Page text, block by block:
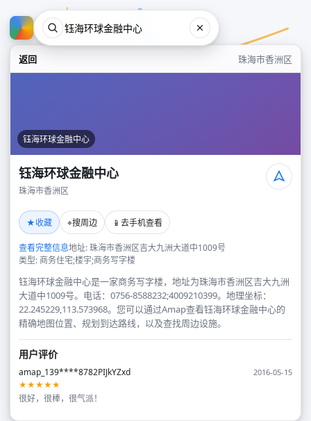
返回 珠海市香洲区
钰海环球金融中心
钰海环球金融中心
珠海市香洲区
★收藏 ⌖搜周边 📱 去手机查看
查看完整信息地址: 珠海市香洲区吉大九洲大道中1009号
类型: 商务住宅;楼宇;商务写字楼
钰海环球金融中心是一家商务写字楼，地址为珠海市香洲区吉大九洲
大道中1009号。电话：0756-8588232;4009210399。地理坐标：
22.245229,113.573968。您可以通过Amap查看钰海环球金融中心的
精确地图位置、规划到达路线，以及查找周边设施。
用户评价
amap_139****8782PIJkYZxd
2016-05-15
★★★★★
很好，很棒，很气派！